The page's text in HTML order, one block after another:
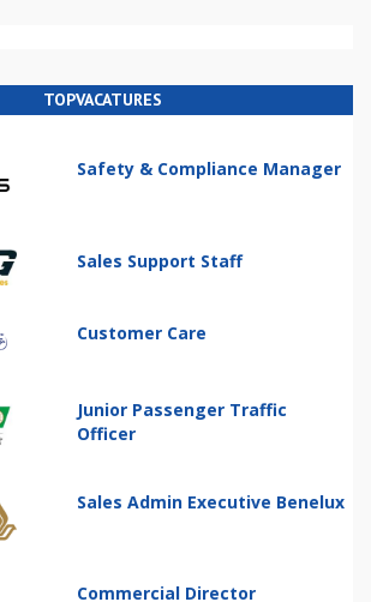
TOPVACATURES
Safety & Compliance Manager
Sales Support Staff
Customer Care
Junior Passenger Traffic
Officer
Sales Admin Executive Benelux
Commercial Director